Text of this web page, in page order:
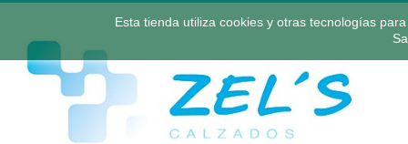
Esta tienda utiliza cookies y otras tecnologías